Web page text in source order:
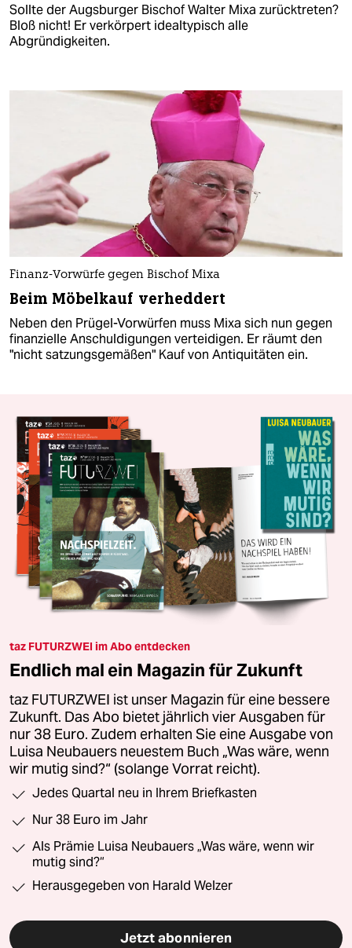
Sollte der Augsburger Bischof Walter Mixa zurücktreten?
Bloß nicht! Er verkörpert idealtypisch alle
Abgründigkeiten.
Finanz-Vorwürfe gegen Bischof Mixa
Beim Möbelkauf verheddert
Neben den Prügel-Vorwürfen muss Mixa sich nun gegen
finanzielle Anschuldigungen verteidigen. Er räumt den
"nicht satzungsgemäßen" Kauf von Antiquitäten ein.
taz FUTURZWEI im Abo entdecken
Endlich mal ein Magazin für Zukunft
taz FUTURZWEI ist unser Magazin für eine bessere
Zukunft. Das Abo bietet jährlich vier Ausgaben für
nur 38 Euro. Zudem erhalten Sie eine Ausgabe von
Luisa Neubauers neuestem Buch „Was wäre, wenn
wir mutig sind?“ (solange Vorrat reicht).
Jedes Quartal neu in Ihrem Briefkasten
Nur 38 Euro im Jahr
Als Prämie Luisa Neubauers „Was wäre, wenn wir
mutig sind?“
Herausgegeben von Harald Welzer
Jetzt abonnieren